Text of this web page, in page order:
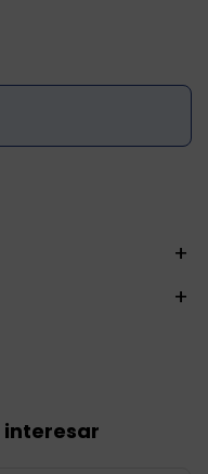
interesar